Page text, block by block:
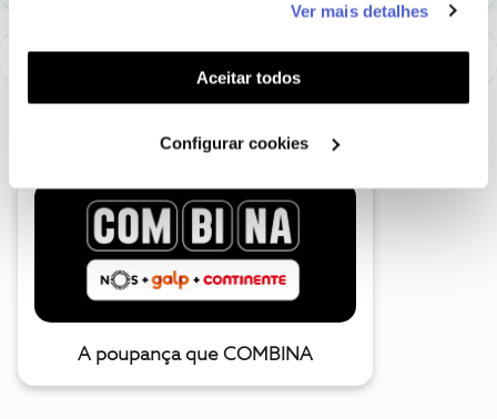
funcionalidades (cookies de personalização e
funcionalidade) e adaptar anúncios aos seus interesses
(cookies de publicidade personalizada). Pode gerir a
utilização dos cookies clicando em "Configurar
Ver mais detalhes
Aceitar todos
Configurar cookies
A poupança que COMBINA